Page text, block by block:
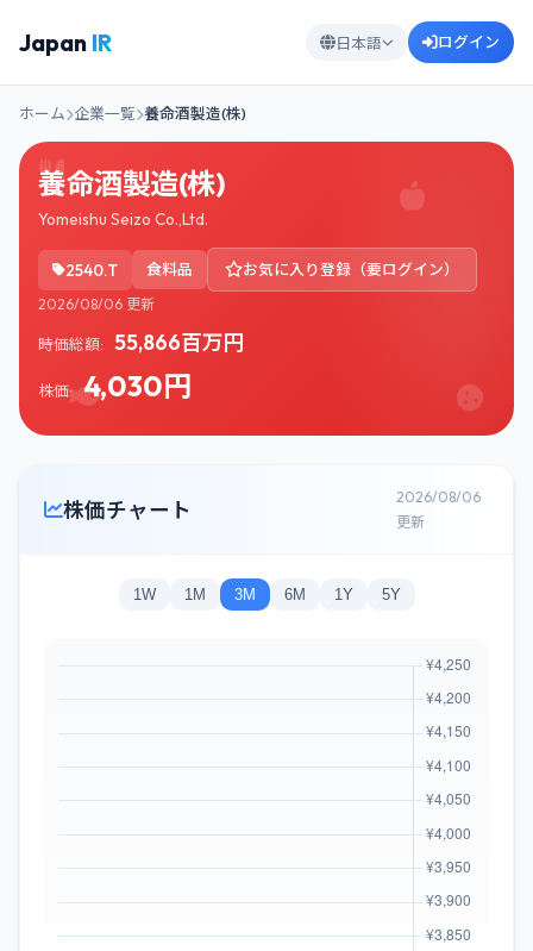
Japan IR 日本語 ログイン
ホーム 企業一覧 養命酒製造(株)
養命酒製造(株)
Yomeishu Seizo Co.,Ltd.
2540.T 食料品 お気に入り登録（要ログイン）
2026/08/06 更新
時価総額: 55,866百万円
株価: 4,030円
株価チャート
2026/08/06
更新
1W 1M 3M 6M 1Y 5Y